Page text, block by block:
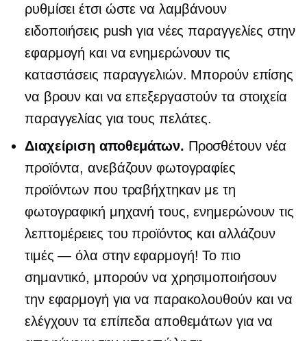
ρυθμίσει έτσι ώστε να λαμβάνουν
ειδοποιήσεις push για νέες παραγγελίες στην
εφαρμογή και να ενημερώνουν τις
καταστάσεις παραγγελιών. Μπορούν επίσης
να βρουν και να επεξεργαστούν τα στοιχεία
παραγγελίας για τους πελάτες.
Διαχείριση αποθεμάτων. Προσθέτουν νέα
προϊόντα, ανεβάζουν φωτογραφίες
προϊόντων που τραβήχτηκαν με τη
φωτογραφική μηχανή τους, ενημερώνουν τις
λεπτομέρειες του προϊόντος και αλλάζουν
τιμές — όλα στην εφαρμογή! Το πιο
σημαντικό, μπορούν να χρησιμοποιήσουν
την εφαρμογή για να παρακολουθούν και να
ελέγχουν τα επίπεδα αποθεμάτων για να